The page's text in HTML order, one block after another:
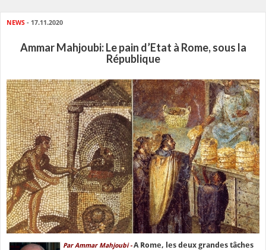
NEWS - 17.11.2020
Ammar Mahjoubi: Le pain d’Etat à Rome, sous la
République
Par Ammar Mahjoubi -A Rome, les deux grandes tâches